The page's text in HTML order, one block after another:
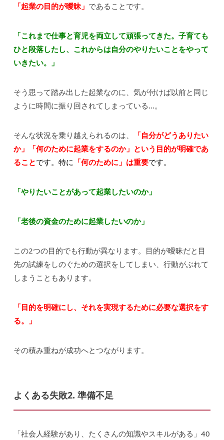
「起業の目的が曖昧」 であることです。
「これまで仕事と育児を両立して頑張ってきた。子育ても
ひと段落したし、これからは自分のやりたいことをやって
いきたい。」
そう思って踏み出した起業なのに、気が付けば以前と同じ
ように時間に振り回されてしまっている…。
そんな状況を乗り越えられるのは、
「自分がどうありたい
か」「何のために起業をするのか」という目的が明確であ
ることです。 特に 「何のために」は重要です。
「やりたいことがあって起業したいのか」
「老後の資金のために起業したいのか」
この2つの目的でも行動が異なります。目的が曖昧だと目
先の試練をしのぐための選択をしてしまい、行動がぶれて
しまうこともあります。
「目的を明確にし、それを実現するために必要な選択をす
る。」
その積み重ねが成功へとつながります。
よくある失敗2. 準備不足
「社会人経験があり、たくさんの知識やスキルがある」40